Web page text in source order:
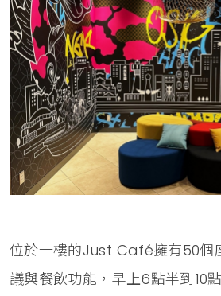
位於一樓的Just Café擁有50個
議與餐飲功能，早上6點半到10